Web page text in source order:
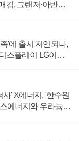
김, 그랜저·아반떼
'에 출시 지연되나,
스플레이 LG이노
' X에너지, '한수원
에너지와 우라늄